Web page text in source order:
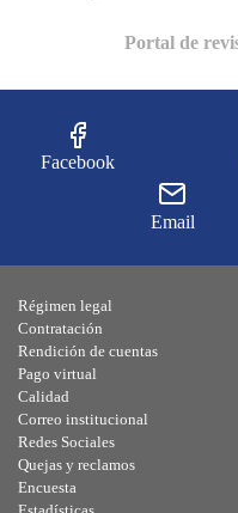
Portal de
Facebook
Email
Régimen legal
Contratación
Rendición de cuentas
Pago virtual
Calidad
Correo institucional
Redes Sociales
Quejas y reclamos
Encuesta